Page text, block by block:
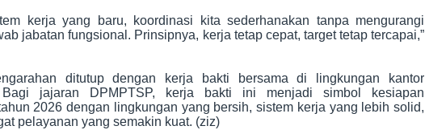
kerja yang baru, koordinasi kita sederhanakan tanpa mengurangi
jabatan fungsional. Prinsipnya, kerja tetap cepat, target tetap tercapai,”
ditutup dengan kerja bakti bersama di lingkungan kantor
Bagi jajaran DPMPTSP, kerja bakti ini menjadi simbol kesiapan
2026 dengan lingkungan yang bersih, sistem kerja yang lebih solid,
pelayanan yang semakin kuat. (ziz)